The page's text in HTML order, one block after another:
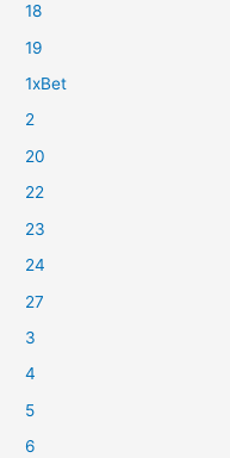
18
19
1xBet
2
20
22
23
24
27
3
4
5
6